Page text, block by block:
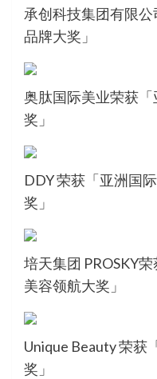
承创科技集团有限
品牌大奖」
奥肽国际美业荣获
奖」
DDY 荣获「亚洲国
奖」
培天集团 PROSKY
美容领航大奖」
Unique Beauty 荣获
奖」